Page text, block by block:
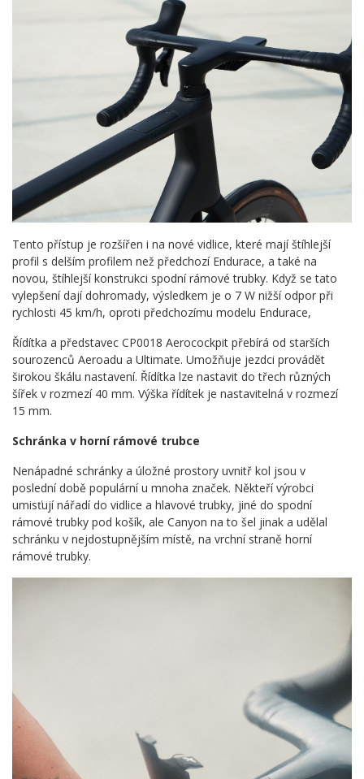
Tento přístup je rozšířen i na nové vidlice, které mají štíhlejší
profil s delším profilem než předchozí Endurace, a také na
novou, štíhlejší konstrukci spodní rámové trubky. Když se tato
vylepšení dají dohromady, výsledkem je o 7 W nižší odpor při
rychlosti 45 km/h, oproti předchozímu modelu Endurace,
Řídítka a představec CP0018 Aerocockpit přebírá od starších
sourozenců Aeroadu a Ultimate. Umožňuje jezdci provádět
širokou škálu nastavení. Řídítka lze nastavit do třech různých
šířek v rozmezí 40 mm. Výška řídítek je nastavitelná v rozmezí
15 mm.
Schránka v horní rámové trubce
Nenápadné schránky a úložné prostory uvnitř kol jsou v
poslední době populární u mnoha značek. Někteří výrobci
umisťují nářadí do vidlice a hlavové trubky, jiné do spodní
rámové trubky pod košík, ale Canyon na to šel jinak a udělal
schránku v nejdostupnějším místě, na vrchní straně horní
rámové trubky.